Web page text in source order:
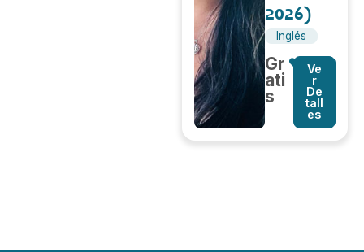
2026)
Inglés
Gr
ati
s
Ve
r
De
tall
es